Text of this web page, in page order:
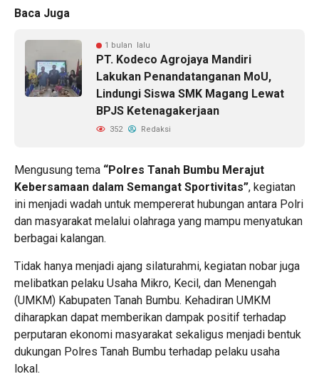
Baca Juga
1 bulan lalu
PT. Kodeco Agrojaya Mandiri
Lakukan Penandatanganan MoU,
Lindungi Siswa SMK Magang Lewat
BPJS Ketenagakerjaan
352 Redaksi
Mengusung tema “Polres Tanah Bumbu Merajut
Kebersamaan dalam Semangat Sportivitas”, kegiatan
ini menjadi wadah untuk mempererat hubungan antara Polri
dan masyarakat melalui olahraga yang mampu menyatukan
berbagai kalangan.
Tidak hanya menjadi ajang silaturahmi, kegiatan nobar juga
melibatkan pelaku Usaha Mikro, Kecil, dan Menengah
(UMKM) Kabupaten Tanah Bumbu. Kehadiran UMKM
diharapkan dapat memberikan dampak positif terhadap
perputaran ekonomi masyarakat sekaligus menjadi bentuk
dukungan Polres Tanah Bumbu terhadap pelaku usaha
lokal.